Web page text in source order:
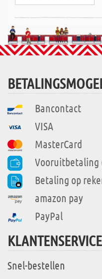
Bancontact
VISA
MasterCard
Vooruitbetaling
Betaling op
amazon pay
PayPal
KLANTENSERVICE
Snel-bestellen